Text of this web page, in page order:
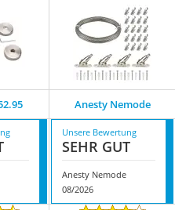
Anesty Nemode
Unsere Bewertung
SEHR GUT
Anesty Nemode
08/2026